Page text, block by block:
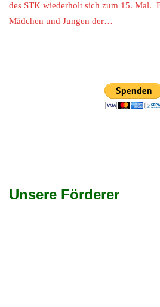
des STK wiederholt sich zum 15. Mal.
Mädchen und Jungen der…
Unsere Förderer